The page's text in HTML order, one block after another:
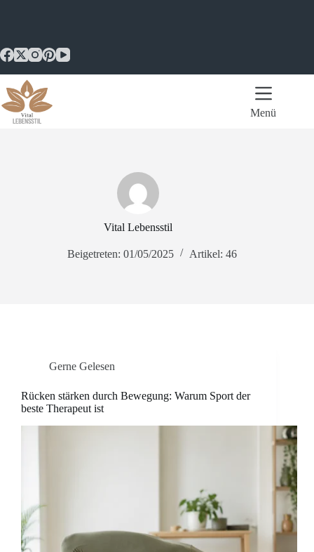
Menü
Vital Lebensstil
Beigetreten: 01/05/2025 Artikel: 46
Gerne Gelesen
Rücken stärken durch Bewegung: Warum Sport der
beste Therapeut ist